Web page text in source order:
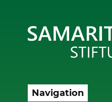
Navigation